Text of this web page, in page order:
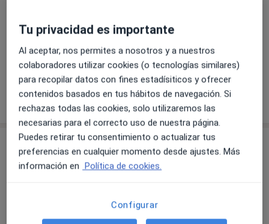
Noelia Amorós
Cutillas
Mostrar perfil
Tu privacidad es importante
Al aceptar, nos permites a nosotros y a nuestros
colaboradores utilizar cookies (o tecnologías similares)
para recopilar datos con fines estadísiticos y ofrecer
contenidos basados en tus hábitos de navegación. Si
rechazas todas las cookies, solo utilizaremos las
necesarias para el correcto uso de nuestra página.
Puedes retirar tu consentimiento o actualizar tus
preferencias en cualquier momento desde ajustes. Más
información en Política de cookies.
Configurar